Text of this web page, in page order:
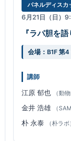
パネルディスカ
6月21日（日）
『ラパ胆を
会場：B1F 第4
講師
江原 郁也 （動
金井 浩雄 （
朴 永泰 （朴ラボ